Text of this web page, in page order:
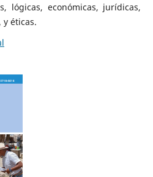
lógicas, económicas, jurídicas,
éticas.